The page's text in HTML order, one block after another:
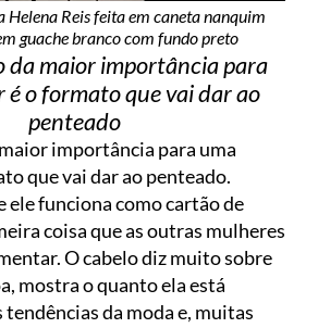
Helena Reis feita em caneta nanquim
guache branco com fundo preto
da maior importância para
é o formato que vai dar ao
penteado
importância para uma
que vai dar ao penteado.
ele funciona como cartão de
coisa que as outras mulheres
O cabelo diz muito sobre
mostra o quanto ela está
tendências da moda e, muitas